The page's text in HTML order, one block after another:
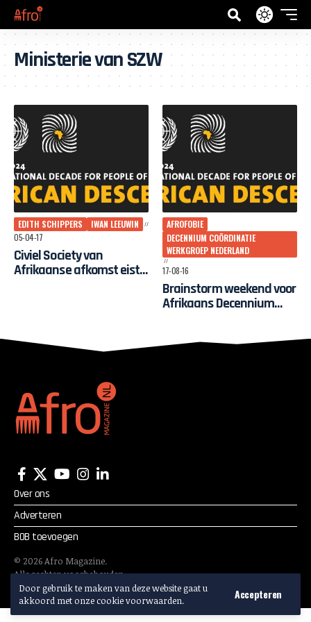
Door gebruik te maken van deze website gaat u
akkoord met onze cookie voorwaarden.
Accepteren
Ministerie van SZW
EDITH SCHIPPERS
IWAN LEEUWIN
05-04-17
Civiel Society van
Afrikaanse afkomst eist
AFROFOBIE
DECENNIUM COÖRDINATIE
WERKGROEP NEDERLAND
17-08-16
Brainstorm weekend voor
Afrikaans Decennium
Over ons
Adverteren
BOB toevoegen
© 2026Afro Magazine.
Alle rechten voorbehouden.
Adverteren? Mail:info@afromagazine.nl